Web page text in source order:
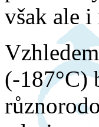
však ale i
(-187°C)